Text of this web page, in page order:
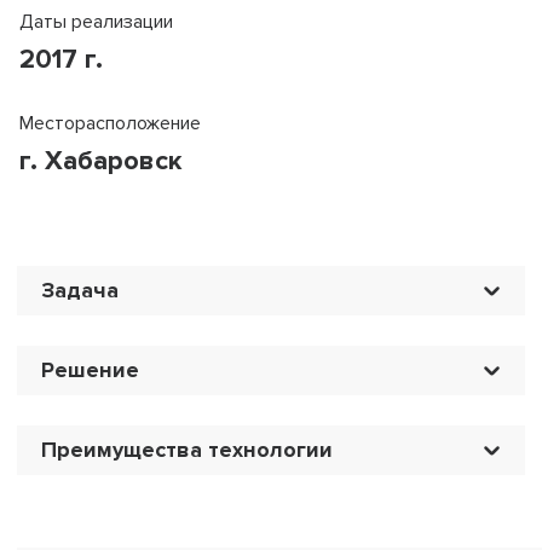
Даты реализации
2017 г.
Месторасположение
г. Хабаровск
Задача
Решение
Преимущества технологии